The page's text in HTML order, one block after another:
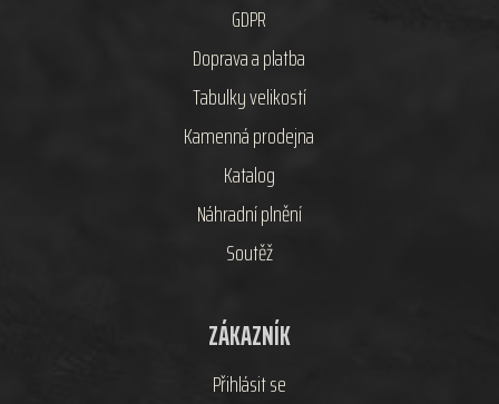
GDPR
Doprava a platba
Tabulky velikostí
Kamenná prodejna
Katalog
Náhradní plnění
Soutěž
ZÁKAZNÍK
Přihlásit se